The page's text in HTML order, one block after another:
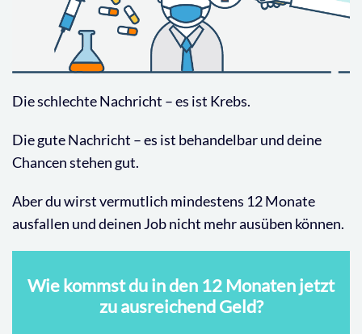
Die schlechte Nachricht – es ist Krebs.
Die gute Nachricht – es ist behandelbar und deine
Chancen stehen gut.
Aber du wirst vermutlich mindestens 12 Monate
ausfallen und deinen Job nicht mehr ausüben können.
Wie kommst du in den 12 Monaten jetzt
zu ausreichend Geld?